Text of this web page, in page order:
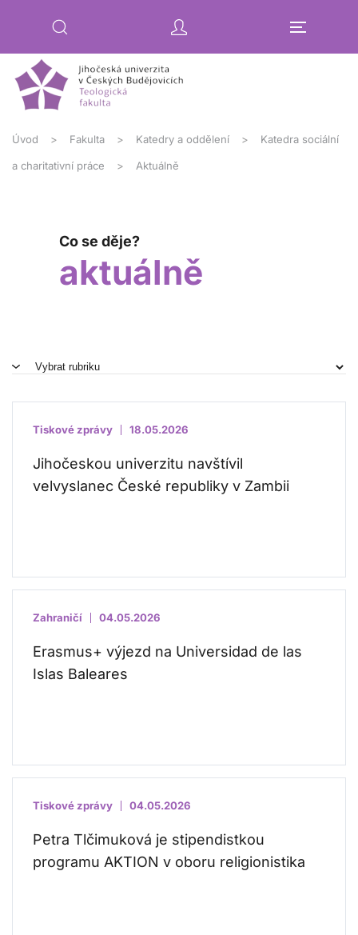
Úvod Fakulta Katedry a oddělení Katedra sociální
a charitativní práce Aktuálně
Co se děje?
aktuálně
Tiskové zprávy 18.05.2026
Jihočeskou univerzitu navštívil
velvyslanec České republiky v Zambii
Zahraničí 04.05.2026
Erasmus+ výjezd na Universidad de las
Islas Baleares
Tiskové zprávy 04.05.2026
Petra Tlčimuková je stipendistkou
programu AKTION v oboru religionistika